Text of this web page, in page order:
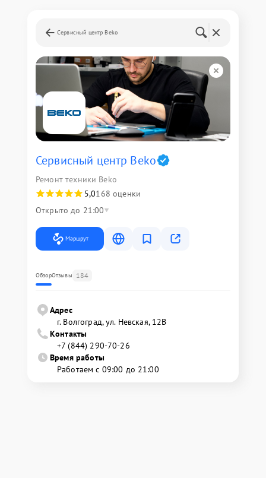
Сервисный центр Beko
Сервисный центр Beko
Ремонт техники Beko
5,0168 оценки
Открыто до 21:00
Маршрут
ОбзорОтзывы 184
Адрес
г. Волгоград, ул. Невская, 12В
Контакты
+7 (844) 290-70-26
Время работы
Работаем с 09:00 до 21:00